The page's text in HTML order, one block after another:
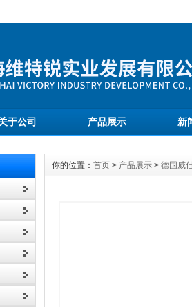
于公司 产品展示 新
你的位置： 首页 > 产品展示 > 德国威